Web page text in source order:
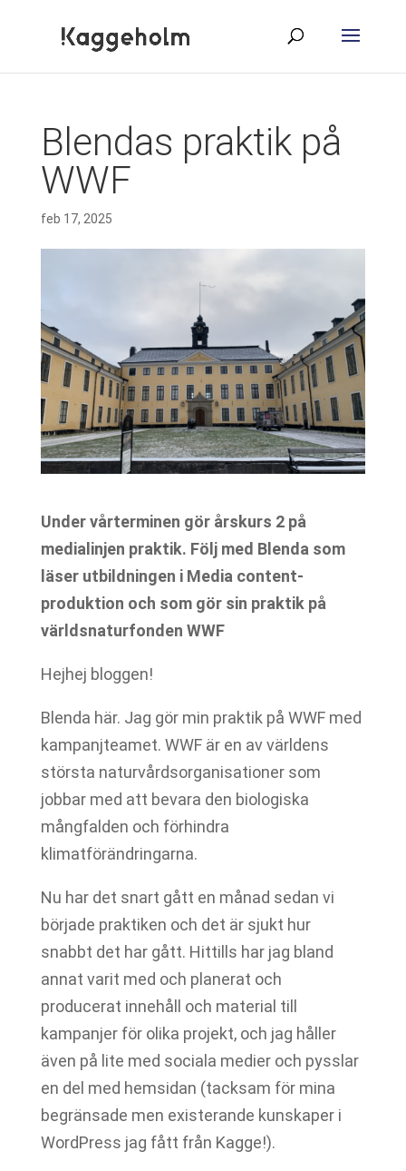
Blendas praktik på
WWF
feb 17, 2025
Under vårterminen gör årskurs 2 på
medialinjen praktik. Följ med Blenda som
läser utbildningen i Media content-
produktion och som gör sin praktik på
världsnaturfonden WWF
Hejhej bloggen!
Blenda här. Jag gör min praktik på WWF med
kampanjteamet. WWF är en av världens
största naturvårdsorganisationer som
jobbar med att bevara den biologiska
mångfalden och förhindra
klimatförändringarna.
Nu har det snart gått en månad sedan vi
började praktiken och det är sjukt hur
snabbt det har gått. Hittills har jag bland
annat varit med och planerat och
producerat innehåll och material till
kampanjer för olika projekt, och jag håller
även på lite med sociala medier och pysslar
en del med hemsidan (tacksam för mina
begränsade men existerande kunskaper i
WordPress jag fått från Kagge!).